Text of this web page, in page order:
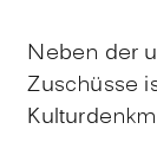
Neben der
Zuschüsse